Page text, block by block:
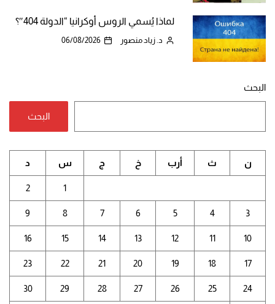
لماذا يُسمي الروس أوكرانيا “الدولة 404″؟
د. زياد منصور 06/08/2026
البحث
البحث
ن ث أرب خ ج س د
1
2
3
4
5
6
7
8
9
10
11
12
13
14
15
16
17
18
19
20
21
22
23
24
25
26
27
28
29
30